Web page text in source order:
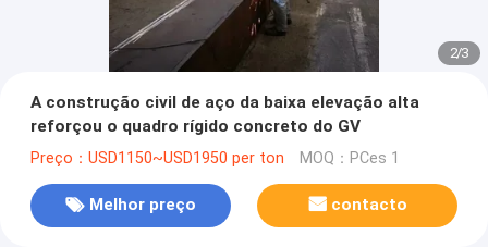
2/3
A construção civil de aço da baixa elevação alta
reforçou o quadro rígido concreto do GV
Preço：USD1150~USD1950 per ton MOQ：PCes 1
Melhor preço contacto